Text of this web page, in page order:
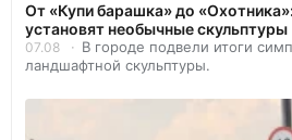
От «Купи барашка» до
установят необычные скульптуры
07.08
В городе подвели итоги
ландшафтной скульптуры.